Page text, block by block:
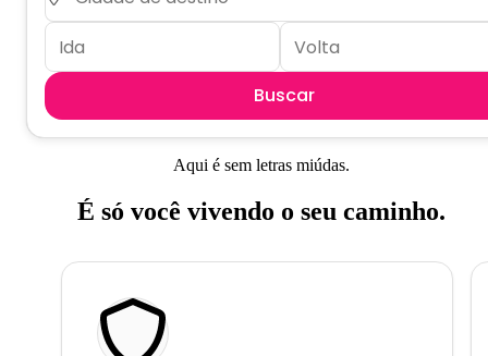
Buscar
Aqui é sem letras miúdas.
É só você vivendo o seu caminho.